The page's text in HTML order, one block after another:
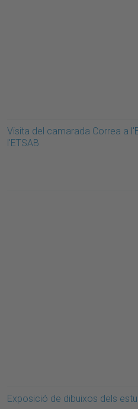
Visita del camarada Correa a
l'ETSAB
Exposició de dibuixos dels